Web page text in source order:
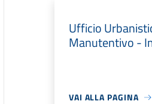
Ufficio
Manutentivo -
VAI ALLA PAGINA